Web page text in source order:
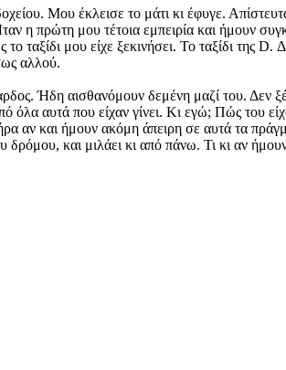
Μου έκλεισε το μάτι κι έφυγε.
η πρώτη μου τέτοια εμπειρία και ήμουν
ταξίδι μου είχε ξεκινήσει. Το ταξίδι της
αλλού.
Ήδη αισθανόμουν δεμένη μαζί του. Δεν
αυτά που είχαν γίνει. Κι εγώ; Πώς του
αν και ήμουν ακόμη άπειρη σε αυτά τα
και μιλάει κι από πάνω. Τι κι αν